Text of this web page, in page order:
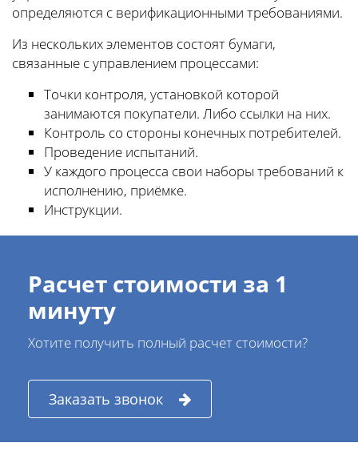
определяются с верификационными требованиями.
Из нескольких элементов состоят бумаги,
связанные с управлением процессами:
Точки контроля, установкой которой
занимаются покупатели. Либо ссылки на них.
Контроль со стороны конечных потребителей.
Проведение испытаний.
У каждого процесса свои наборы требований к
исполнению, приёмке.
Инструкции.
Расчет стоимости за 1
минуту
Хотите получить полный расчет стоимости?
Заказать звонок